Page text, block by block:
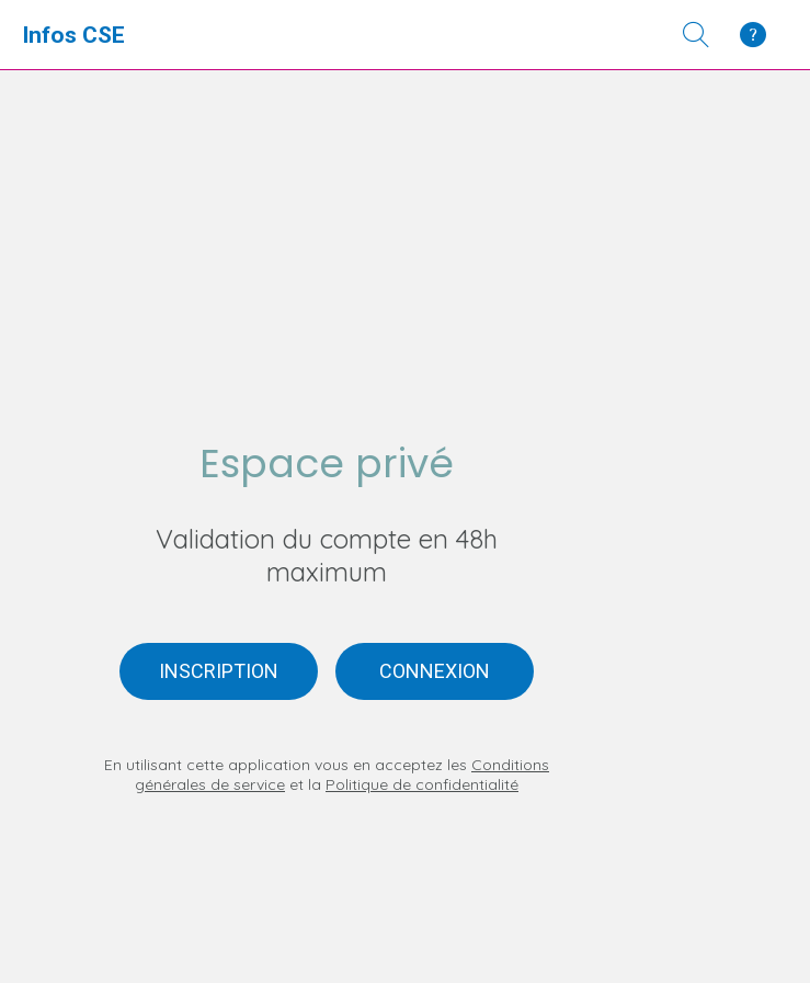
Infos CSE
Espace privé
Validation du compte en 48h
maximum
INSCRIPTION CONNEXION
En utilisant cette application vous en acceptez les Conditions
générales de service et la Politique de confidentialité